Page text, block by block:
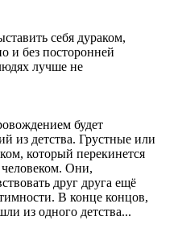
себя дураком,
и без посторонней
лучше не
будет
из детства. Грустные или
который перекинется
Они,
друг друга ещё
В конце концов,
из одного детства...